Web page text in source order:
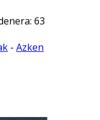
63
- Azken